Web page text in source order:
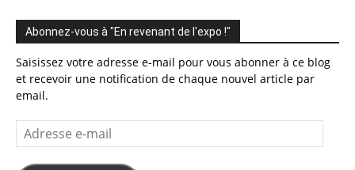
Abonnez-vous à "En revenant de l'expo !"
Saisissez votre adresse e-mail pour vous abonner à ce blog
et recevoir une notification de chaque nouvel article par
email.
Adresse
e-
mail